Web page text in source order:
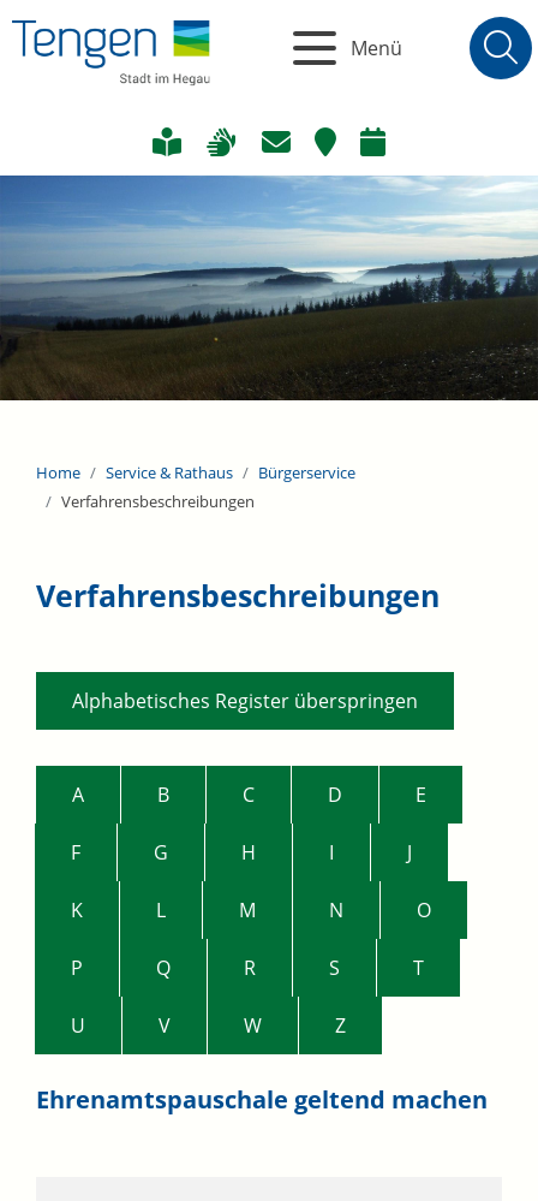
Menü
Home Service & Rathaus
Bürgerservice
Verfahrensbeschreibungen
Verfahrensbeschreibungen
Alphabetisches Register überspringen
A B C D E
F G H I J
K L M N O
P Q R S T
U V W Z
Ehrenamtspauschale geltend machen